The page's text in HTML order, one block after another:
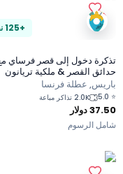
دخول إلى قصر فرساي مع
القصر & ملكية تريانون
عطلة فرنسا
2.0K تذاكر مباعة
دولار
الرسوم